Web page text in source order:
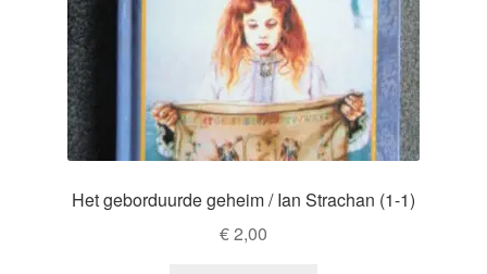
Het geborduurde geheim / Ian Strachan (1-1)
€2,00